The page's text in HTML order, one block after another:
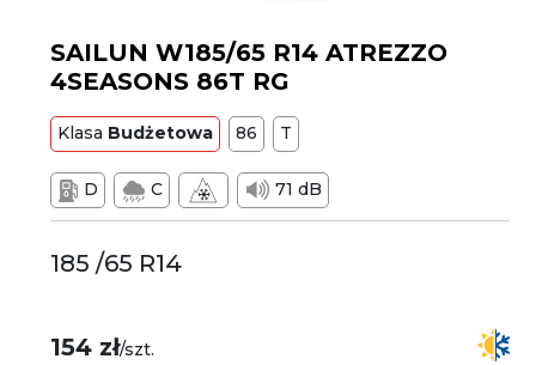
SAILUN W185/65 R14 ATREZZO
4SEASONS 86T RG
Klasa Budżetowa 86 T
D C 71 dB
185 /65 R14
154 zł/szt.